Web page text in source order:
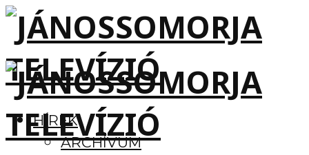
HÍREK
ARCHÍVUM